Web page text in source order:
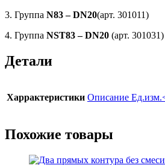
3. Группа N83 –DN20(арт. 301011)
4. Группа NST83 –DN20 (арт. 301031)
Детали
Харрактеристики Описание
Похожие товары